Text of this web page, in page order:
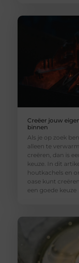
Creëer jouw
binnen
Als je op zoek
alleen te
creëren, dan is
keuze. In dit
houtkachels en
oase kunt
een goede keuze